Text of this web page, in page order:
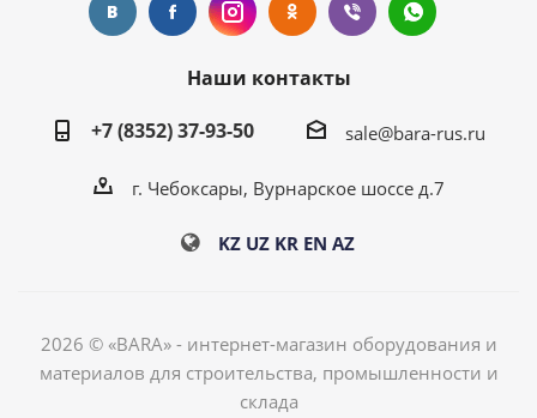
Наши контакты
+7 (8352) 37-93-50
sale@bara-rus.ru
г. Чебоксары, Вурнарское шоссе д.7
KZ UZ KR EN AZ
2026 © «BARA» - интернет-магазин оборудования и
материалов для строительства, промышленности и
склада